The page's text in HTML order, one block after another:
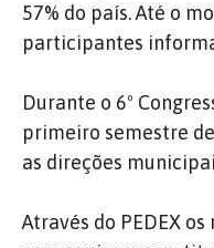
57% do país. Até o
participantes
Durante o 6º
primeiro semestre
as direções
Através do PEDEX